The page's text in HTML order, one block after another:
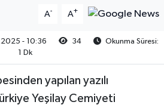
A- A+
- 10:36 34
Okunma Süresi:
1 Dk
yapılan yazılı
Yeşilay Cemiyeti